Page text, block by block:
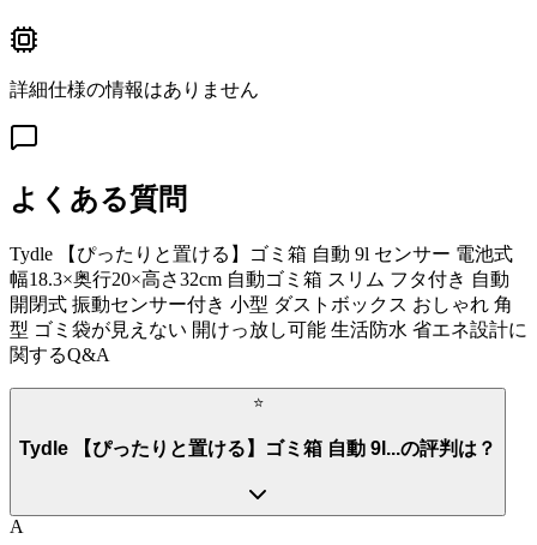
詳細仕様の情報はありません
よくある質問
Tydle 【ぴったりと置ける】ゴミ箱 自動 9l センサー 電池式
幅18.3×奥行20×高さ32cm 自動ゴミ箱 スリム フタ付き 自動
開閉式 振動センサー付き 小型 ダストボックス おしゃれ 角
型 ゴミ袋が見えない 開けっ放し可能 生活防水 省エネ設計に
関するQ&A
⭐
Tydle 【ぴったりと置ける】ゴミ箱 自動 9l...の評判は？
A